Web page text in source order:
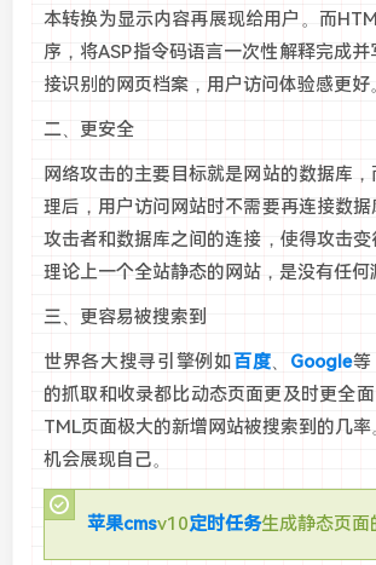
本转换为显示内容再展现给用户。而
序，将ASP指令码语言一次性解释完成并
接识别的网页档案，用户访问体验感更好。
二、更安全
网络攻击的主要目标就是网站的数据库
理后，用户访问网站时不需要再连接数据
攻击者和数据库之间的连接，使得攻击变
理论上一个全站静态的网站，是没有任何
三、更容易被搜索到
世界各大搜寻引擎例如百度、 Google等
的抓取和收录都比动态页面更及时更全
TML页面极大的新增网站被搜索到的几
机会展现自己。
苹果cmsv10定时任务生成静态页面